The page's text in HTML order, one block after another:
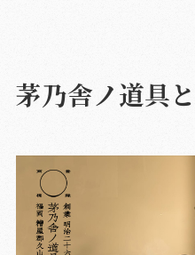
茅乃舎ノ道具